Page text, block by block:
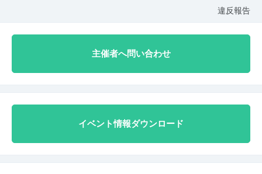
違反報告
主催者へ問い合わせ
イベント情報ダウンロード